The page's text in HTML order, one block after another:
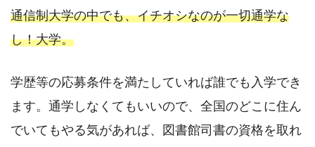
通信制大学の中でも、イチオシなのが一切通学な
し！大学。
学歴等の応募条件を満たしていれば誰でも入学でき
ます。通学しなくてもいいので、全国のどこに住ん
でいてもやる気があれば、図書館司書の資格を取れ